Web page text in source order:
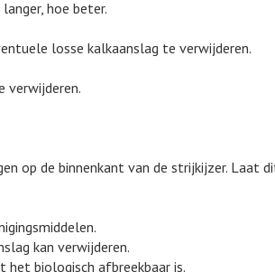
hoe beter.
losse kalkaanslag te verwijderen.
verwijderen.
op de binnenkant van de strijkijzer.
kan verwijderen.
het biologisch afbreekbaar is.